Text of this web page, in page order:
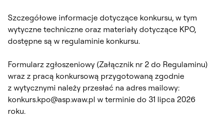
Szczegółowe informacje dotyczące konkursu, w tym
wytyczne techniczne oraz materiały dotyczące KPO,
dostępne są w regulaminie konkursu.
Formularz zgłoszeniowy (Załącznik nr 2 do Regulaminu)
wraz z pracą konkursową przygotowaną zgodnie
z wytycznymi należy przesłać na adres mailowy:
konkurs.kpo@asp.waw.pl w terminie do 31 lipca 2026
roku.